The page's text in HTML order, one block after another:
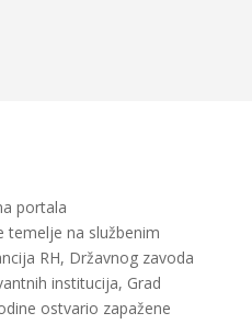
portala
temelje na službenim
RH, Državnog zavoda
institucija, Grad
ostvario zapažene